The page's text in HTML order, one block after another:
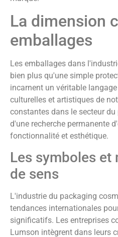
La dimension
emballages
Les emballages dans
bien plus qu'une simple
incarnent un véritable
culturelles et artistiques de
constantes dans le secteur
d'une recherche permanente
fonctionnalité et esthétique.
Les symboles
de sens
L'industrie du packaging
tendances internationales
significatifs. Les entreprises
Lumson intègrent dans leurs